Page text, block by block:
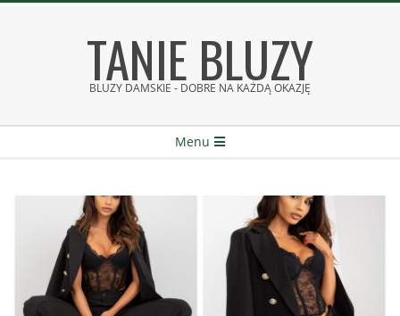
TANIE BLUZY
BLUZY DAMSKIE - DOBRE NA KAŻDĄ OKAZJĘ
Menu